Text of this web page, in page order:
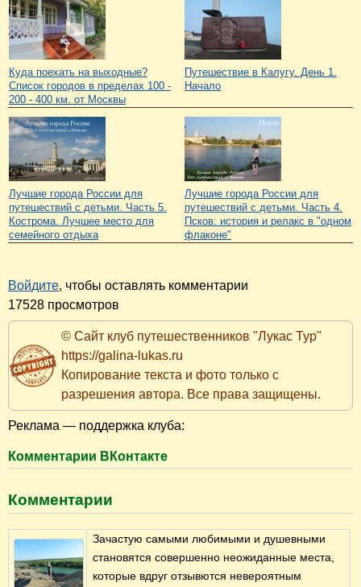
Куда поехать на выходные?
Список городов в пределах 100 -
200 - 400 км. от Москвы
Путешествие в Калугу. День 1.
Начало
Лучшие города России для
путешествий с детьми. Часть 5.
Кострома. Лучшее место для
семейного отдыха
Лучшие города России для
путешествий с детьми. Часть 4.
Псков: история и релакс в "одном
флаконе"
Войдите, чтобы оставлять комментарии
17528 просмотров
© Сайт клуб путешественников "Лукас Тур"
https://galina-lukas.ru
Копирование текста и фото только с
разрешения автора. Все права защищены.
Реклама — поддержка клуба:
Комментарии ВКонтакте
Комментарии
Зачастую самыми любимыми и душевными
становятся совершенно неожиданные места,
которые вдруг отзывются невероятным